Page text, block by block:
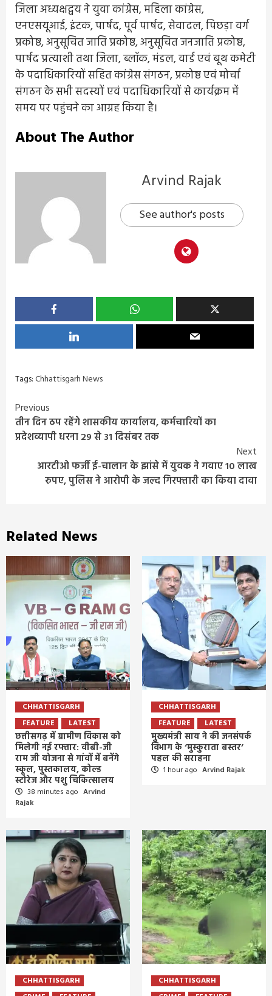
जिला अध्यक्षद्वय ने युवा कांग्रेस, महिला कांग्रेस,
एनएसयूआई, इंटक, पार्षद, पूर्व पार्षद, सेवादल, पिछड़ा वर्ग
प्रकोष्ठ, अनुसूचित जाति प्रकोष्ठ, अनुसूचित जनजाति प्रकोष्ठ,
पार्षद प्रत्याशी तथा जिला, ब्लॉक, मंडल, वार्ड एवं बूथ कमेटी
के पदाधिकारियों सहित कांग्रेस संगठन, प्रकोष्ठ एवं मोर्चा
संगठन के सभी सदस्यों एवं पदाधिकारियों से कार्यक्रम में
समय पर पहुंचने का आग्रह किया है।
About The Author
Arvind Rajak
See author's posts
Tags:Chhattisgarh News
Continue
Reading
Previous
तीन दिन ठप रहेंगे शासकीय कार्यालय, कर्मचारियों का
प्रदेशव्यापी धरना 29 से 31 दिसंबर तक
Next
आरटीओ फर्जी ई-चालान के झांसे में युवक ने गवाए 10 लाख
रुपए, पुलिस ने आरोपी के जल्द गिरफ्तारी का किया दावा
Related News
CHHATTISGARH
FEATURE
LATEST
छत्तीसगढ़ में ग्रामीण विकास को
मिलेगी नई रफ्तार: वीबी-जी
राम जी योजना से गांवों में बनेंगे
स्कूल, पुस्तकालय, कोल्ड
स्टोरेज और पशु चिकित्सालय
38 minutes ago Arvind
Rajak
CHHATTISGARH
FEATURE
LATEST
मुख्यमंत्री साय ने की जनसंपर्क
विभाग के ‘मुस्कुराता बस्तर’
पहल की सराहना
1 hour ago Arvind Rajak
CHHATTISGARH
CHHATTISGARH